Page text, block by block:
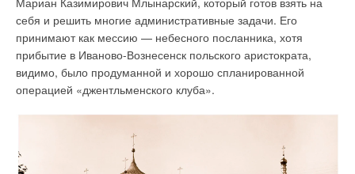
себя и решить многие административные задачи. Его
принимают как мессию — небесного посланника, хотя
прибытие в Иваново-Вознесенск польского аристократа,
видимо, было продуманной и хорошо спланированной
операцией «джентльменского клуба».